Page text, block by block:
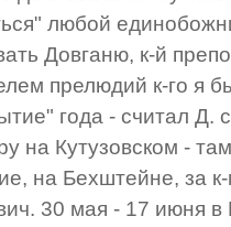
любой
Довганю, к-й
прелюдий к-го я
года - считал Д.
на Кутузовском -
на Бехштейне, за
30 мая - 17 июня